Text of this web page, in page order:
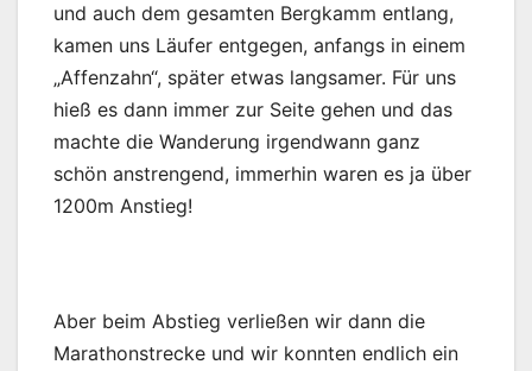
und auch dem gesamten Bergkamm entlang,
kamen uns Läufer entgegen, anfangs in einem
„Affenzahn“, später etwas langsamer. Für uns
hieß es dann immer zur Seite gehen und das
machte die Wanderung irgendwann ganz
schön anstrengend, immerhin waren es ja über
1200m Anstieg!
Aber beim Abstieg verließen wir dann die
Marathonstrecke und wir konnten endlich ein